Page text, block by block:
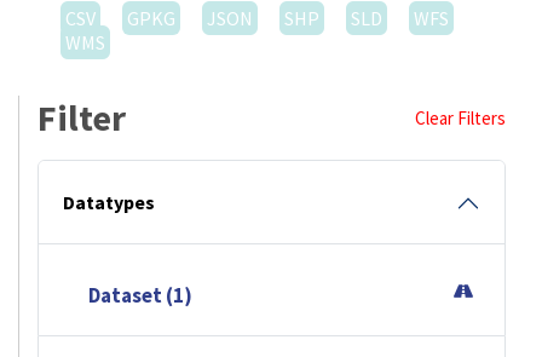
CSV
GPKG JSON SHP SLD
WFS
WMS
Filter Clear Filters
Datatypes
Dataset (1)